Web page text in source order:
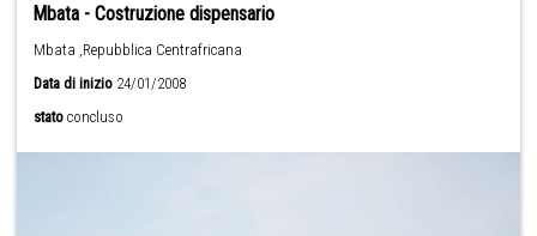
Mbata - Costruzione dispensario
Mbata ,Repubblica Centrafricana
Data di inizio 24/01/2008
stato concluso